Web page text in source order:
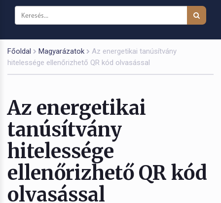
Főoldal Magyarázatok
Az energetikai tanúsítvány
hitelessége ellenőrizhető QR kód olvasással
Az energetikai
tanúsítvány
hitelessége
ellenőrizhető QR kód
olvasással